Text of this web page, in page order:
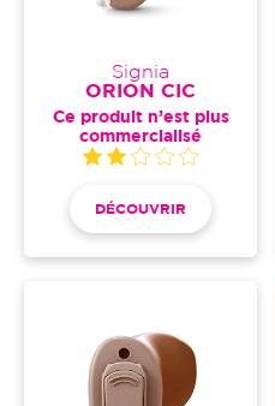
Signia
ORION CIC
Ce produit n’est plus
commercialisé
DÉCOUVRIR